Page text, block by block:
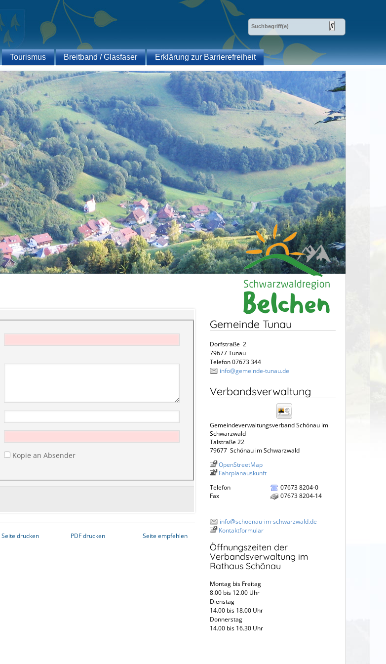
Tourismus Breitband / Glasfaser Erklärung zur Barrierefreiheit
Kopie an Absender
Seite drucken PDF drucken Seite empfehlen
Gemeinde Tunau
Dorfstraße 2
79677 Tunau
Telefon 07673 344
info@gemeinde-tunau.de
Verbandsverwaltung
Gemeindeverwaltungsverband Schönau im
Schwarzwald
Talstraße 22
79677 Schönau im Schwarzwald
OpenStreetMap
Fahrplanauskunft
Telefon
07673 8204-0
Fax
07673 8204-14
info@schoenau-im-schwarzwald.de
Kontaktformular
Öffnungszeiten der
Verbandsverwaltung im
Rathaus Schönau
Montag bis Freitag
8.00 bis 12.00 Uhr
Dienstag
14.00 bis 18.00 Uhr
Donnerstag
14.00 bis 16.30 Uhr